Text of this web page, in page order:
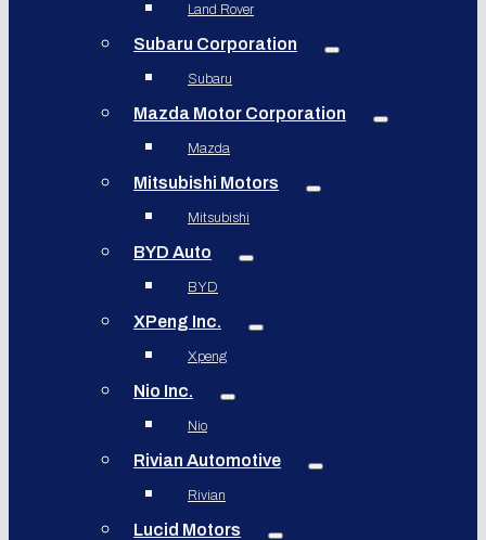
Land Rover
Subaru Corporation
Subaru
Mazda Motor Corporation
Mazda
Mitsubishi Motors
Mitsubishi
BYD Auto
BYD
XPeng Inc.
Xpeng
Nio Inc.
Nio
Rivian Automotive
Rivian
Lucid Motors